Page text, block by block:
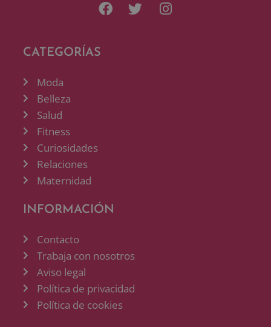
CATEGORÍAS
Moda
Belleza
Salud
Fitness
Curiosidades
Relaciones
Maternidad
INFORMACIÓN
Contacto
Trabaja con nosotros
Aviso legal
Política de privacidad
Política de cookies